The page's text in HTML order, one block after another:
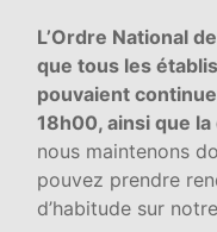
L’Ordre National
que tous les
pouvaient
18h00, ainsi que
nous maintenons
pouvez prendre
d’habitude sur